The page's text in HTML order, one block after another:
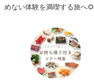
めない体験を満喫する旅へ🌻